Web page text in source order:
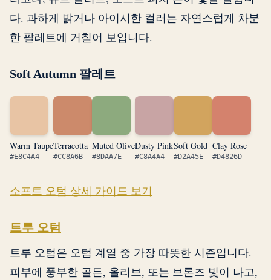
다. 과하게 밝거나 아이시한 컬러는 자연스럽게 차분
한 팔레트에 거칠어 보입니다.
Soft Autumn 팔레트
Warm Taupe
#E8C4A4
Terracotta
#CC8A6B
Muted Olive
#8DAA7E
Dusty Pink
#C8A4A4
Soft Gold
#D2A45E
Clay Rose
#D4826D
소프트 오텀 상세 가이드 보기
트루 오텀
트루 오텀은 오텀 계열 중 가장 따뜻한 시즌입니다.
피부에 풍부한 골든, 올리브, 또는 브론즈 빛이 나고,